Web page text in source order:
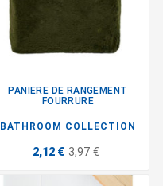
PANIERE DE RANGEMENT
FOURRURE
BATHROOM COLLECTION
2,12 € 3,97 €